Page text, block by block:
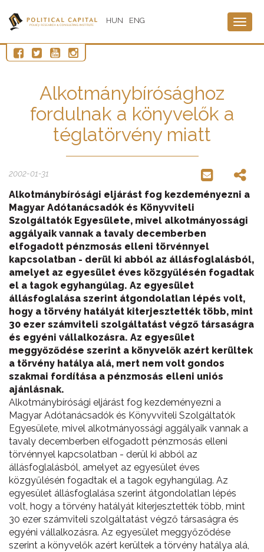
HUN ENG
Alkotmánybírósághoz
fordulnak a könyvelők a
téglatörvény miatt
2002-01-31
Alkotmánybírósági eljárást fog kezdeményezni a
Magyar Adótanácsadók és Könyvviteli
Szolgáltatók Egyesülete, mivel alkotmányossági
aggályaik vannak a tavaly decemberben
elfogadott pénzmosás elleni törvénnyel
kapcsolatban - derül ki abból az állásfoglalásból,
amelyet az egyesület éves közgyűlésén fogadtak
el a tagok egyhangúlag. Az egyesület
állásfoglalása szerint átgondolatlan lépés volt,
hogy a törvény hatályát kiterjesztették több, mint
30 ezer számviteli szolgáltatást végző társaságra
és egyéni vállalkozásra. Az egyesület
meggyőződése szerint a könyvelők azért kerültek
a törvény hatálya alá, mert nem volt gondos
szakmai fordítása a pénzmosás elleni uniós
ajánlásnak.
Alkotmánybírósági eljárást fog kezdeményezni a
Magyar Adótanácsadók és Könyvviteli Szolgáltatók
Egyesülete, mivel alkotmányossági aggályaik vannak a
tavaly decemberben elfogadott pénzmosás elleni
törvénnyel kapcsolatban - derül ki abból az
állásfoglalásból, amelyet az egyesület éves
közgyűlésén fogadtak el a tagok egyhangúlag. Az
egyesület állásfoglalása szerint átgondolatlan lépés
volt, hogy a törvény hatályát kiterjesztették több, mint
30 ezer számviteli szolgáltatást végző társaságra és
egyéni vállalkozásra. Az egyesület meggyőződése
szerint a könyvelők azért kerültek a törvény hatálya alá,